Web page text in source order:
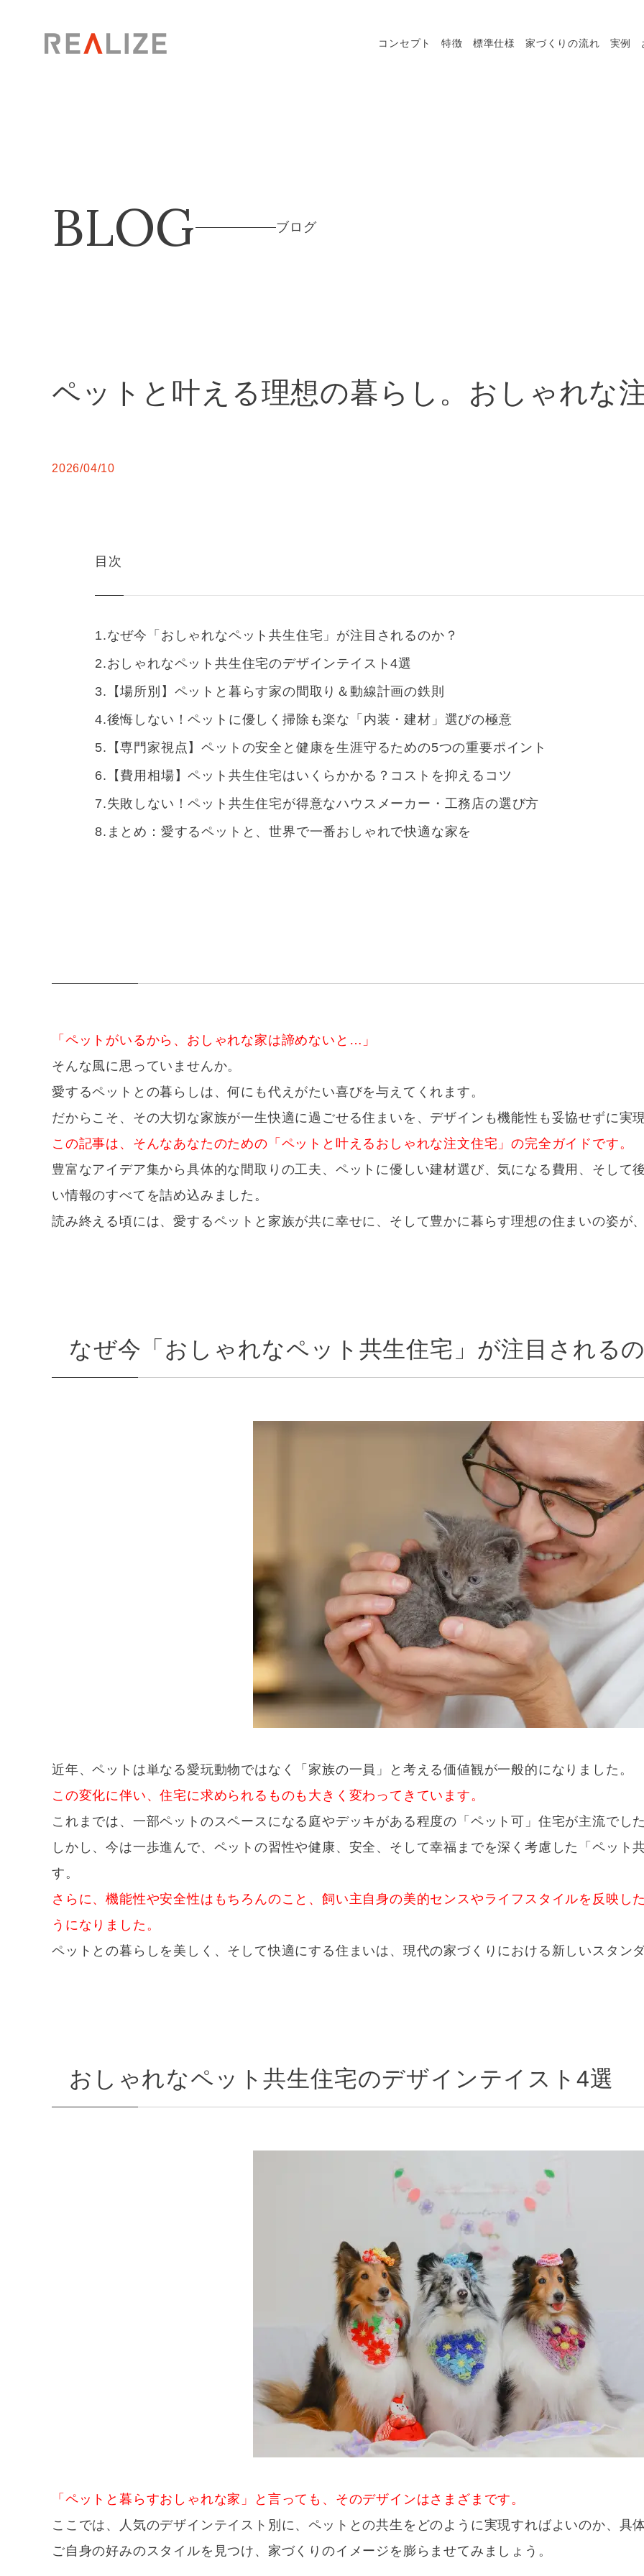
コンセプト 特徴 標準仕様 家づくりの流れ 実例
BLOG ブログ
ペットと叶える理想の暮らし。おしゃれな
2026/04/10
目次
なぜ今「おしゃれなペット共生住宅」が注目されるのか？
おしゃれなペット共生住宅のデザインテイスト4選
【場所別】ペットと暮らす家の間取り＆動線計画の鉄則
後悔しない！ペットに優しく掃除も楽な「内装・建材」選びの極意
【専門家視点】ペットの安全と健康を生涯守るための5つの重要ポイント
【費用相場】ペット共生住宅はいくらかかる？コストを抑えるコツ
失敗しない！ペット共生住宅が得意なハウスメーカー・工務店の選び方
まとめ：愛するペットと、世界で一番おしゃれで快適な家を
「ペットがいるから、おしゃれな家は諦めないと…」
そんな風に思っていませんか。
愛するペットとの暮らしは、何にも代えがたい喜びを与えてくれます。
だからこそ、その大切な家族が一生快適に過ごせる住まいを、デザインも機能性も妥協せずに実
この記事は、そんなあなたのための「ペットと叶えるおしゃれな注文住宅」の完全ガイドです。
豊富なアイデア集から具体的な間取りの工夫、ペットに優しい建材選び、気になる費用、そして
い情報のすべてを詰め込みました。
読み終える頃には、愛するペットと家族が共に幸せに、そして豊かに暮らす理想の住まいの姿が
なぜ今「おしゃれなペット共生住宅」が注目される
近年、ペットは単なる愛玩動物ではなく「家族の一員」と考える価値観が一般的になりました。
この変化に伴い、住宅に求められるものも大きく変わってきています。
これまでは、一部ペットのスペースになる庭やデッキがある程度の「ペット可」住宅が主流でし
しかし、今は一歩進んで、ペットの習性や健康、安全、そして幸福までを深く考慮した「ペット
す。
さらに、機能性や安全性はもちろんのこと、飼い主自身の美的センスやライフスタイルを反映し
うになりました。
ペットとの暮らしを美しく、そして快適にする住まいは、現代の家づくりにおける新しいスタン
おしゃれなペット共生住宅のデザインテイスト4選
「ペットと暮らすおしゃれな家」と言っても、そのデザインはさまざまです。
ここでは、人気のデザインテイスト別に、ペットとの共生をどのように実現すればよいのか、具
ご自身の好みのスタイルを見つけ、家づくりのイメージを膨らませてみましょう。